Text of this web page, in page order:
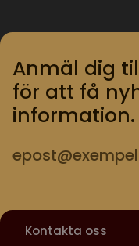
Anmäl dig
för att få
information.
Kontakta oss